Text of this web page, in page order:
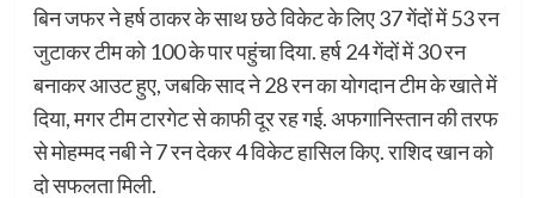
बिन जफर ने हर्ष ठाकर के साथ छठे विकेट के लिए 37 गेंदों में 53 रन
जुटाकर टीम को 100 के पार पहुंचा दिया. हर्ष 24 गेंदों में 30 रन
बनाकर आउट हुए, जबकि साद ने 28 रन का योगदान टीम के खाते में
दिया, मगर टीम टारगेट से काफी दूर रह गई. अफगानिस्तान की तरफ
से मोहम्मद नबी ने 7 रन देकर 4 विकेट हासिल किए. राशिद खान को
दो सफलता मिली.